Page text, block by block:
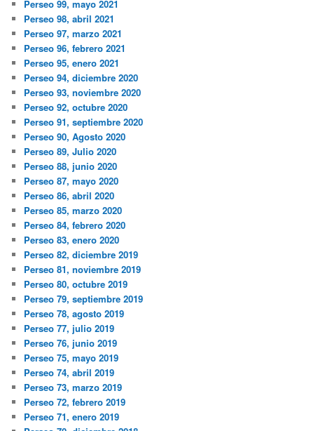
Perseo 99, mayo 2021
Perseo 98, abril 2021
Perseo 97, marzo 2021
Perseo 96, febrero 2021
Perseo 95, enero 2021
Perseo 94, diciembre 2020
Perseo 93, noviembre 2020
Perseo 92, octubre 2020
Perseo 91, septiembre 2020
Perseo 90, Agosto 2020
Perseo 89, Julio 2020
Perseo 88, junio 2020
Perseo 87, mayo 2020
Perseo 86, abril 2020
Perseo 85, marzo 2020
Perseo 84, febrero 2020
Perseo 83, enero 2020
Perseo 82, diciembre 2019
Perseo 81, noviembre 2019
Perseo 80, octubre 2019
Perseo 79, septiembre 2019
Perseo 78, agosto 2019
Perseo 77, julio 2019
Perseo 76, junio 2019
Perseo 75, mayo 2019
Perseo 74, abril 2019
Perseo 73, marzo 2019
Perseo 72, febrero 2019
Perseo 71, enero 2019